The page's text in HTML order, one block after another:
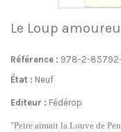
Le Loup
Référence : 978-2-
État : Neuf
Editeur : Fédérop
"Peire aimait la Louve de